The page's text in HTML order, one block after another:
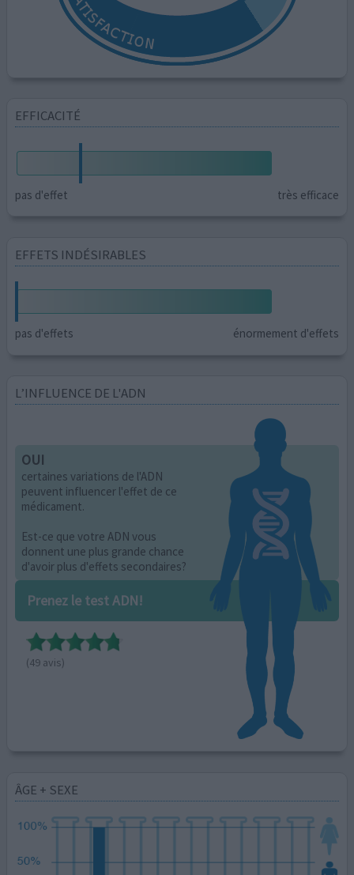
EFFICACITÉ
pas d'effet très efficace
EFFETS INDÉSIRABLES
pas d'effets énormement d'effets
L’INFLUENCE DE L'ADN
OUI
certaines variations de l'ADN
peuvent influencer l'effet de ce
médicament.
Est-ce que votre ADN vous
donnent une plus grande chance
d'avoir plus d'effets secondaires?
Prenez le test ADN!
(49 avis)
ÂGE + SEXE